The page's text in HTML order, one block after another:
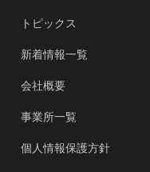
トピックス
新着情報一覧
会社概要
事業所一覧
個人情報保護方針